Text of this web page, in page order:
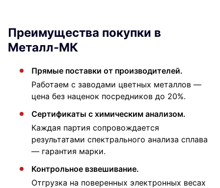
Преимущества покупки в
Металл-МК
Прямые поставки от производителей.
Работаем с заводами цветных металлов —
цена без наценок посредников до 20%.
Сертификаты с химическим анализом.
Каждая партия сопровождается
результатами спектрального анализа сплава
— гарантия марки.
Контрольное взвешивание.
Отгрузка на поверенных электронных весах